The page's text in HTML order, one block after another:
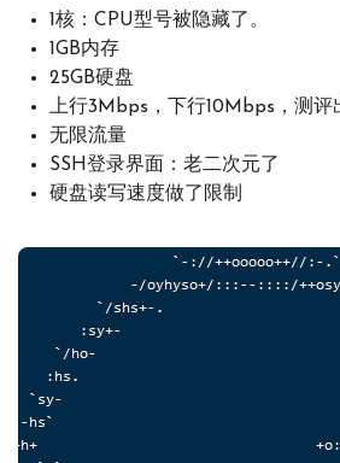
1核：CPU型号被隐藏了。
1GB内存
25GB硬盘
上行3Mbps，下行10Mbps，测评
无限流量
SSH登录界面：老二次元了
硬盘读写速度做了限制